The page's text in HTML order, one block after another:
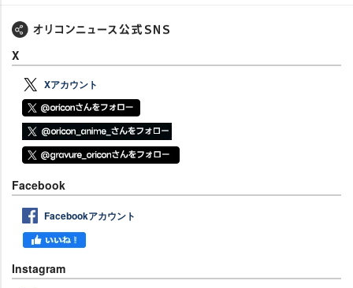
X
Xアカウント
Facebook
Facebookアカウント
Instagram